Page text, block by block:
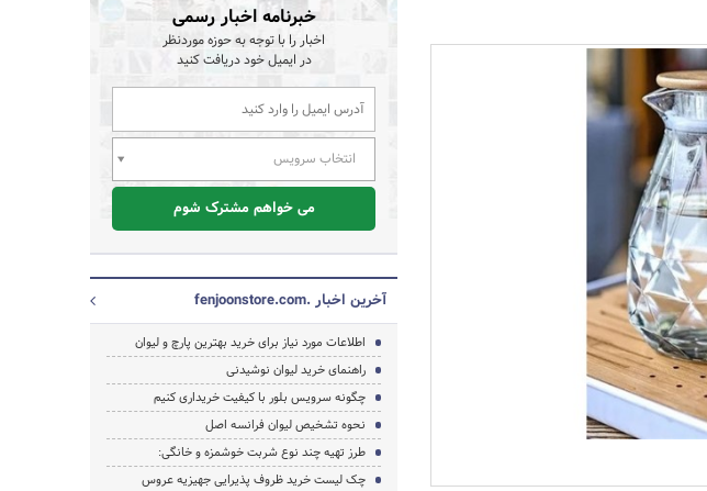
خبرنامه اخبار رسمی
اخبار را با توجه به حوزه موردنظر
در ایمیل خود دریافت کنید
انتخاب سرویس
می خواهم مشترک شوم
آخرین اخبار .fenjoonstore.com
اطلاعات مورد نیاز برای خرید بهترین پارچ و لیوان
راهنمای خرید لیوان نوشیدنی
چگونه سرویس بلور با کیفیت خریداری کنیم
نحوه تشخیص لیوان فرانسه اصل
طرز تهیه چند نوع شربت خوشمزه و خانگی:
چک لیست خرید ظروف پذیرایی جهیزیه عروس